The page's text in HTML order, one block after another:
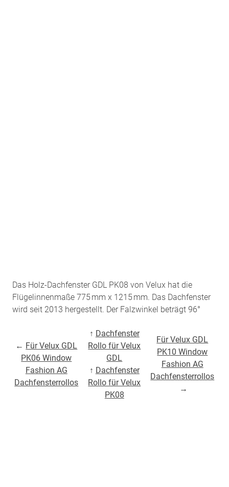
Das Holz-Dachfenster GDL PK08 von Velux hat die
Flügelinnenmaße 775 mm x 1215 mm. Das Dachfenster
wird seit 2013 hergestellt. Der Falzwinkel beträgt 96°
← Für Velux GDL
PK06 Window
Fashion AG
Dachfensterrollos
↑ Dachfenster
Rollo für Velux
GDL
↑ Dachfenster
Rollo für Velux
PK08
Für Velux GDL
PK10 Window
Fashion AG
Dachfensterrollos
→